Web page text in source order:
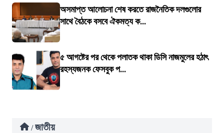
অসমাপ্ত আলোচনা শেষ করতে রাজনৈতিক দলগুলোর
সাথে বৈঠকে বসবে ঐকমত্য ক...
৫ আগষ্টের পর থেকে পলাতক থাকা ডিসি নাজমুলের হঠাৎ
রহস্যজনক ফেসবুক প...
/ জাতীয়